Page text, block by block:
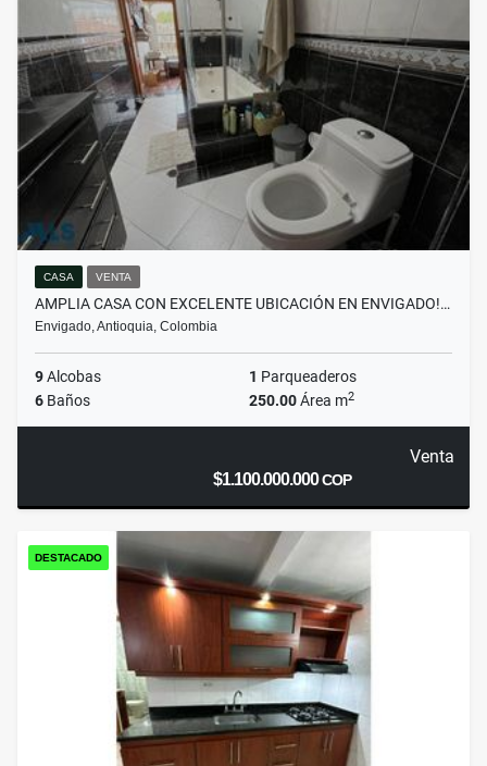
CASA VENTA
AMPLIA CASA CON EXCELENTE UBICACIÓN EN ENVIGADO!…
Envigado, Antioquia, Colombia
9Alcobas 1 Parqueaderos
6 Baños 250.00Área m2
Venta
$1.100.000.000COP
DESTACADO